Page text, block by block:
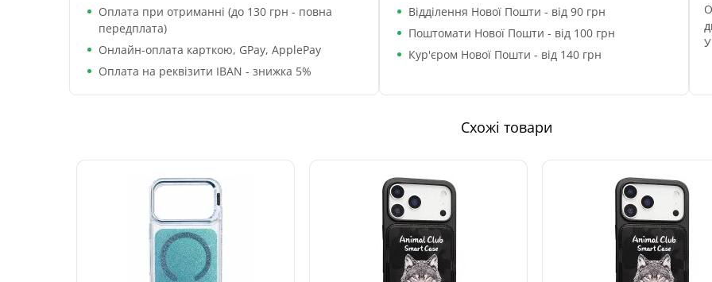
Оплата при отриманні (до 130 грн - повна
передплата)
Онлайн-оплата карткою, GPay, ApplePay
Оплата на реквізити IBAN - знижка 5%
Відділення Нової Пошти - від 90 грн
Поштомати Нової Пошти - від 100 грн
Кур'єром Нової Пошти - від 140 грн
Схожі товари